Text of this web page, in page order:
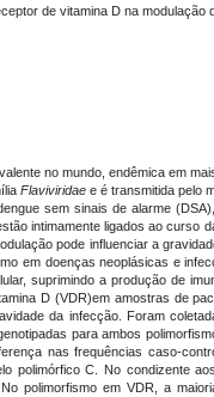
de vitamina D na
no mundo, endêmica em
Flaviviridaee é transmitida pelo
sem sinais de alarme
intimamente ligados ao
pode influenciar a
em doenças neoplásicas e
suprimindo a produção de
D (VDR)em amostras de
da infecção. Foram
para ambos
nas frequências caso-
polimórfico C. No condizente
polimorfismo em VDR, a